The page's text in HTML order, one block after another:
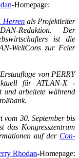
-Homepage:
Herrenals Projektleiter
Redaktion. Der
ist die
WeltCons zur Feier
von PERRY
für ATLAN-X -
arbeitete während
30. September bis
das Kongresszentrum
auf der Con-
Rhodan-Homepage: